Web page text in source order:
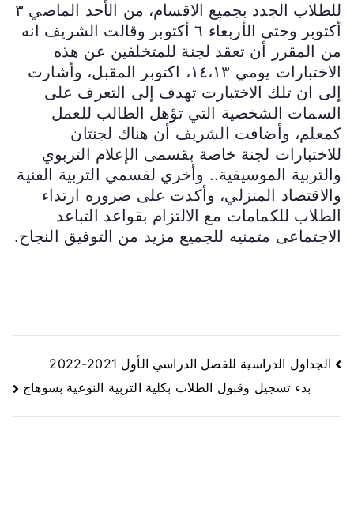
للطلاب الجدد بجميع الاقسام، من الأحد الماضي ٣
أكتوبر وحتى الأربعاء ٦ أكتوبر وقالت الشريف انه
من المقرر أن تعقد لجنة للمتخلفين عن هذه
الاختبارات يومي ١٤،١٣، اكتوبر المقبل، وأشارت
إلى ان تلك الاختبارت تهدف إلى التعرف على
السمات الشخصية التي تؤهل الطالب للعمل
كمعلم، وأضافت الشريف أن هناك لجنتان
للاختبارات لجنة خاصة بقسمى الإعلام التربوي
والتربية الموسيقية.. وأخري لقسمي التربية الفنية
والاقتصاد المنزلي، وأكدت على ضروره ارتداء
الطلاب للكمامات مع الالتزام بقواعد التباعد
الاجتماعى متمنيه للجميع مزيد من التوفيق النجاح.
الجداول الدراسية للفصل الدراسي الأول 2021-2022
بدء تسجيل وقبول الطلاب بكلية التربية النوعية بسوهاج